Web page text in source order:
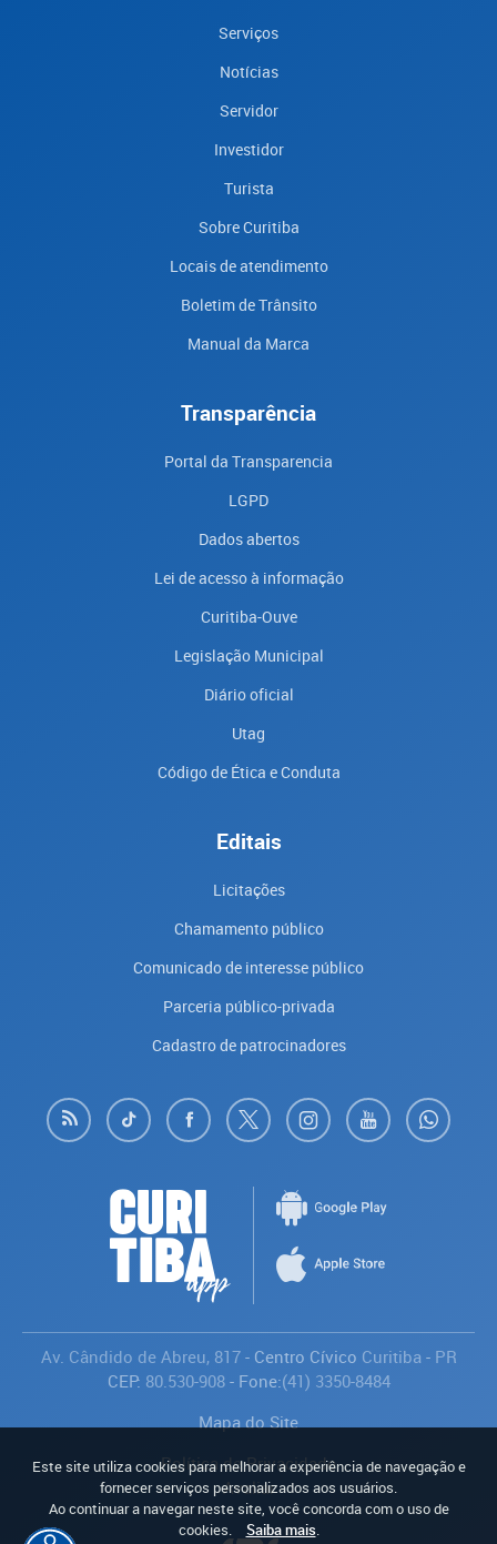
Serviços
Notícias
Servidor
Investidor
Turista
Sobre Curitiba
Locais de atendimento
Boletim de Trânsito
Manual da Marca
Transparência
Portal da Transparencia
LGPD
Dados abertos
Lei de acesso à informação
Curitiba-Ouve
Legislação Municipal
Diário oficial
Utag
Código de Ética e Conduta
Editais
Licitações
Chamamento público
Comunicado de interesse público
Parceria público-privada
Cadastro de patrocinadores
Av. Cândido de Abreu, 817- Centro Cívico Curitiba - PR
CEP: 80.530-908- Fone:(41) 3350-8484
Mapa do Site
Política de Privacidade
Avaliar
Este site utiliza cookies para melhorar a experiência de navegação e
fornecer serviços personalizados aos usuários.
Ao continuar a navegar neste site, você concorda com o uso de
cookies.
Saiba mais.